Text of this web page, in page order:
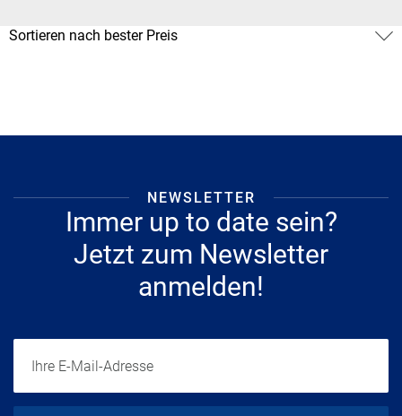
NEWSLETTER
Immer up to date sein?
Jetzt zum Newsletter
anmelden!